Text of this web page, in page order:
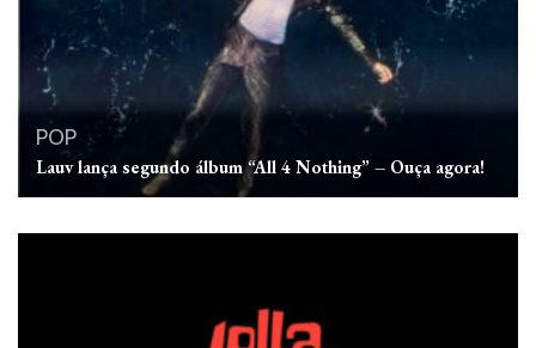
POP
Lauv lança segundo álbum “All 4 Nothing” – Ouça agora!